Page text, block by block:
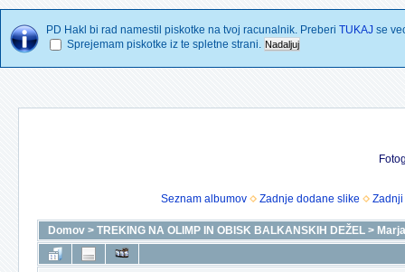
PD Hakl bi rad namestil piskotke na tvoj racunalnik. Preberi TUKAJ se
Sprejemam piskotke iz te spletne strani.
Seznam albumov Zadnje dodane slike
Domov > TREKING NA OLIMP IN OBISK BALKANSKIH DEŽEL >